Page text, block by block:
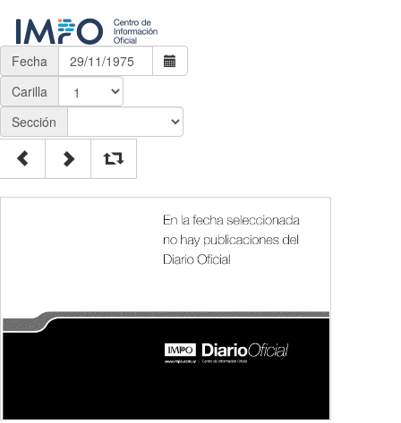
Fecha
Carilla
Sección